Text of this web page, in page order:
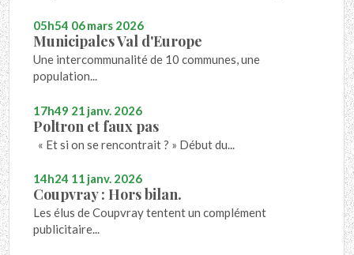
05h54 06mars 2026
Municipales Val d'Europe
Une intercommunalité de 10 communes, une
population...
17h49 21 janv. 2026
Poltron et faux pas
« Et si on se rencontrait ? » Début du...
14h24 11 janv. 2026
Coupvray : Hors bilan.
Les élus de Coupvray tentent un complément
publicitaire...